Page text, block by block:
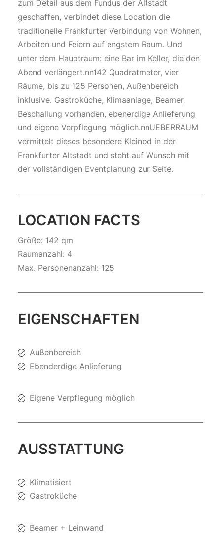
zum Detail aus dem Fundus der Altstadt
geschaffen, verbindet diese Location die
traditionelle Frankfurter Verbindung von Wohnen,
Arbeiten und Feiern auf engstem Raum. Und
unter dem Hauptraum: eine Bar im Keller, die den
Abend verlängert.nn142 Quadratmeter, vier
Räume, bis zu 125 Personen, Außenbereich
inklusive. Gastroküche, Klimaanlage, Beamer,
Beschallung vorhanden, ebenerdige Anlieferung
und eigene Verpflegung möglich.nnUEBERRAUM
vermittelt dieses besondere Kleinod in der
Frankfurter Altstadt und steht auf Wunsch mit
der vollständigen Eventplanung zur Seite.
LOCATION FACTS
Größe: 142 qm
Raumanzahl: 4
Max. Personenanzahl: 125
EIGENSCHAFTEN
Außenbereich
Ebenderdige Anlieferung
Eigene Verpflegung möglich
AUSSTATTUNG
Klimatisiert
Gastroküche
Beamer + Leinwand